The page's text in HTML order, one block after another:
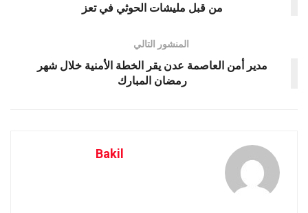
من قبل مليشات الحوثي في تعز
المنشور التالي
مدير أمن العاصمة عدن يقر الخطة الأمنية خلال شهر
رمضان المبارك
Bakil